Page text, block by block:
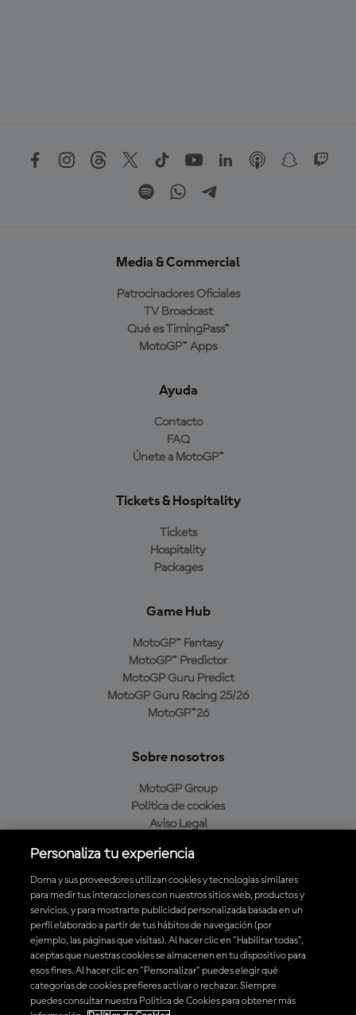
Media & Commercial
Patrocinadores Oficiales
TV Broadcast
Qué es TimingPass™
MotoGP™ Apps
Ayuda
Contacto
FAQ
Únete a MotoGP™
Tickets & Hospitality
Tickets
Hospitality
Packages
Game Hub
MotoGP™ Fantasy
MotoGP™ Predictor
MotoGP Guru Predict
MotoGP Guru Racing 25/26
MotoGP™26
Sobre nosotros
MotoGP Group
Política de cookies
Aviso Legal
Política de compra
Descarga la aplicación oficial de MotoGP™
© 2026 MotoGP Sports Entertainment Group. Todos los derechos
Personaliza tu experiencia
Dorna y sus proveedores utilizan cookies y tecnologías similares
para medir tus interacciones con nuestros sitios web, productos y
servicios, y para mostrarte publicidad personalizada basada en un
perfil elaborado a partir de tus hábitos de navegación (por
ejemplo, las páginas que visitas). Al hacer clic en "Habilitar todas",
aceptas que nuestras cookies se almacenen en tu dispositivo para
esos fines. Al hacer clic en "Personalizar" puedes elegir qué
categorías de cookies prefieres activar o rechazar. Siempre
puedes consultar nuestra Política de Cookies para obtener más